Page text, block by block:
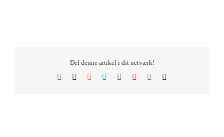
Kontakt
Del denne artikel i dit netværk!
Facebook Reddit LinkedIn
TumblrPinterest